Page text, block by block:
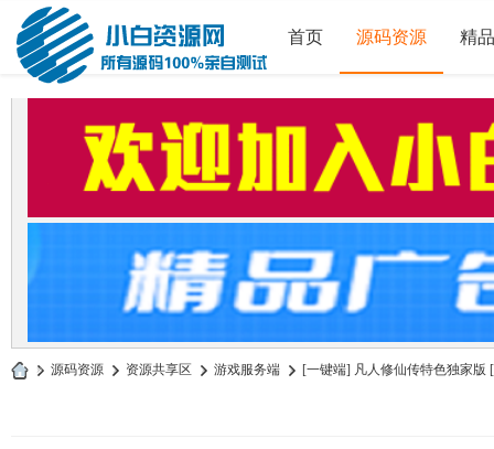
首页 源码资源 精
» 源码资源 › 资源共享区 › 游戏服务端 › [一键端] 凡人修仙传特色独家版